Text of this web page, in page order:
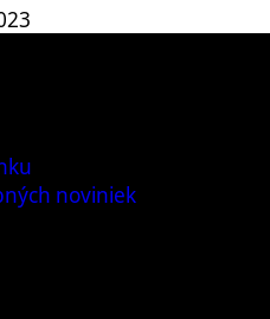
noviniek